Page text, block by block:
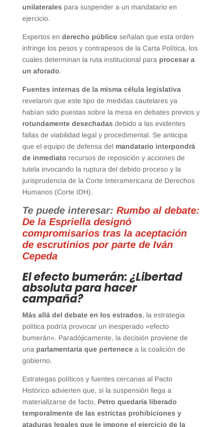
unilaterales para suspender a un mandatario en
ejercicio.
Expertos en derecho público señalan que esta orden
infringe los pesos y contrapesos de la Carta Política, los
cuales determinan la ruta institucional para procesar a
un aforado.
Fuentes internas de la misma célula legislativa
revelaron que este tipo de medidas cautelares ya
habían sido puestas sobre la mesa en debates previos y
rotundamente desechadas debido a las evidentes
fallas de viabilidad legal y procedimental. Se anticipa
que el equipo de defensa del mandatario interpondrá
de inmediato recursos de reposición y acciones de
tutela invocando la ruptura del debido proceso y la
jurisprudencia de la Corte Interamericana de Derechos
Humanos (Corte IDH).
Te puede interesar: Rumbo al debate:
De la Espriella designó
compromisarios tras la aceptación
de escrutinios por parte de Iván
Cepeda
El efecto bumerán: ¿Libertad
absoluta para hacer
campaña?
Más allá del debate en los estrados, la estrategia
política podría provocar un inesperado «efecto
bumerán». Paradójicamente, la decisión proviene de
una parlamentaria que pertenecea la coalición de
gobierno.
Estrategas políticos y fuentes cercanas al Pacto
Histórico advierten que, si la suspensión llega a
materializarse de facto, Petro quedaría liberado
temporalmente de las estrictas prohibiciones y
ataduras legales que le impone el ejercicio de la